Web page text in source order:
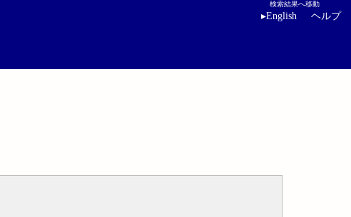
検索結果へ移動
▸English ヘルプ